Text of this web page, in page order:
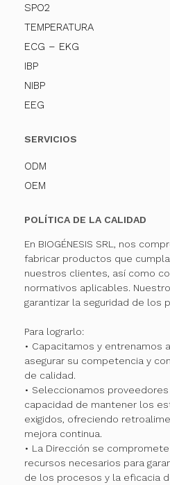
SPO2
TEMPERATURA
ECG – EKG
IBP
NIBP
EEG
SERVICIOS
ODM
OEM
POLÍTICA DE LA CALIDAD
En BIOGÉNESIS SRL, nos
fabricar productos que
nuestros clientes, así como
normativos aplicables.
garantizar la seguridad de los
Para lograrlo:
• Capacitamos y entrenamos
asegurar su competencia y
de calidad.
• Seleccionamos
capacidad de mantener los
exigidos, ofreciendo
mejora continua.
• La Dirección se
recursos necesarios para
de los procesos y la eficacia